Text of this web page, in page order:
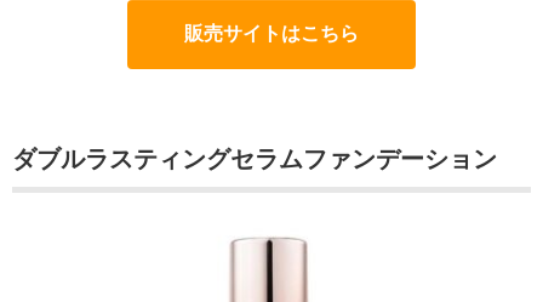
販売サイトはこちら
ダブルラスティングセラムファンデーション